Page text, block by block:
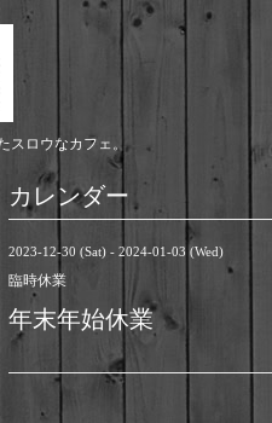
スロウなカフェ。
カレンダー
2023-12-30 (Sat) - 2024-01-03 (Wed)
臨時休業
年末年始休業